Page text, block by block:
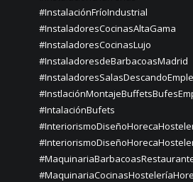
#InstalaciónFríoIndustrial
#InstaladoresCocinasAltaGama
#InstaladoresCocinasLujo
#InstaladoresdeBarbacoasMadrid
#IntalaciónBufets